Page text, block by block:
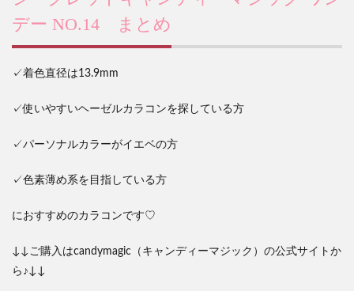
デー NO.14 まとめ
✓着色直径は13.9mm
✓使いやすいヘーゼルカラコンを探している方
✓パーソナルカラーがイエベの方
✓色素薄め系を目指している方
におすすめのカラコンです♡
↓↓ご購入はcandymagic（キャンディーマジック）の公式サイトか
ら♪↓↓